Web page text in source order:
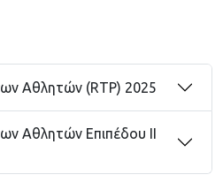
Αθλητών (RTP) 2025
Επιπέδου ΙΙ